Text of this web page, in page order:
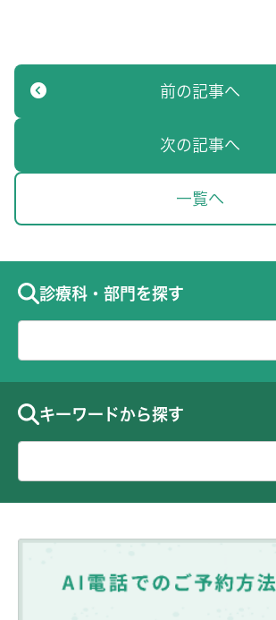
前の記事へ
一覧へ
次の記事へ
診療科・部門を探す
キーワードから探す